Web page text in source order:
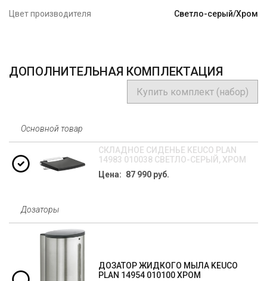
Цвет производителя Светло-серый/Хром
ДОПОЛНИТЕЛЬНАЯ КОМПЛЕКТАЦИЯ
Купить комплект (набор)
Основной товар
СКЛАДНОЕ СИДЕНЬЕ KEUCO PLAN
14983 010038 СВЕТЛО-СЕРЫЙ, ХРОМ
Цена: 87 990 руб.
Дозаторы
ДОЗАТОР ЖИДКОГО МЫЛА KEUCO
PLAN 14954 010100 ХРОМ